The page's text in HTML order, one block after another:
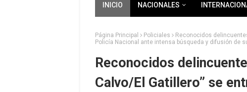
INICIO NACIONALES
Página Principal Policiales
Reconocidos
Policía Nacional ante intensa búsqueda y difusión de
Reconocidos
Calvo/El Gatillero” se